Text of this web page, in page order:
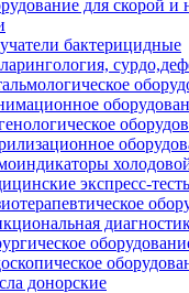
для скорой и
бактерицидные
экспресс-
донорские